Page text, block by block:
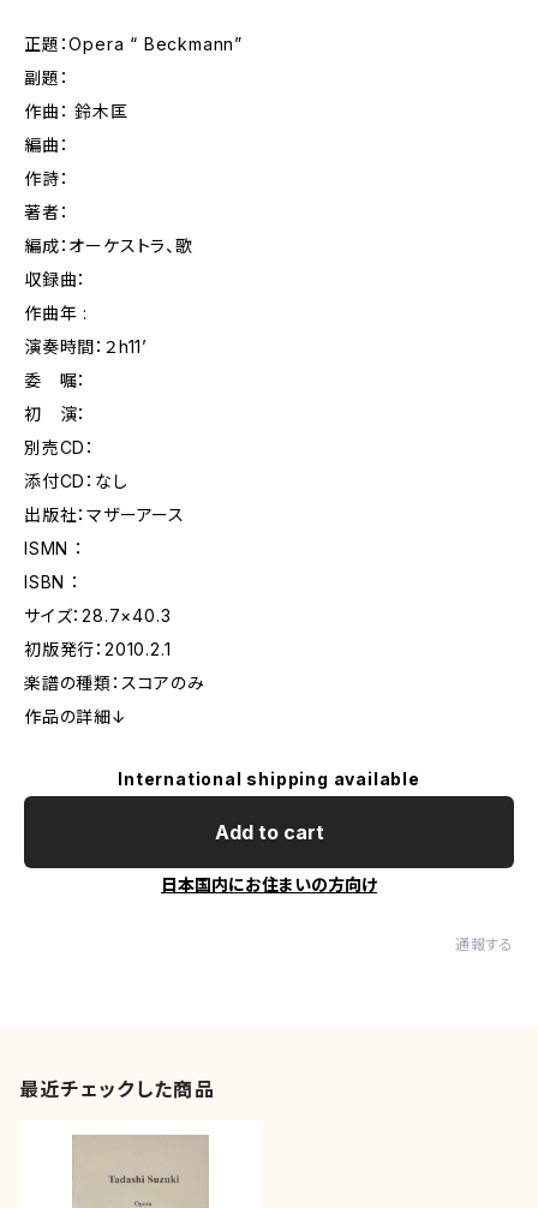
正題：Opera “ Beckmann”
副題：
作曲： 鈴木匡
編曲：
作詩：
著者：
編成：オーケストラ、歌
収録曲：
作曲年 :
演奏時間：２h11’
委 嘱：
初 演：
別売CD：
添付CD：なし
出版社：マザーアース
ISMN ：
ISBN ：
サイズ：28.7×40.3
初版発行：2010.2.1
楽譜の種類：スコアのみ
作品の詳細↓
International shipping available
Add to cart
日本国内にお住まいの方向け
通報する
最近チェックした商品